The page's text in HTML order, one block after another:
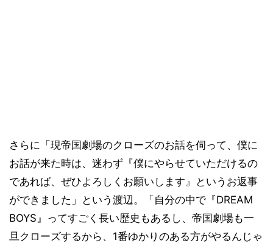
さらに「現帝国劇場のクローズのお話を伺って、僕に
お話が来た時は、迷わず『僕にやらせていただけるの
であれば、ぜひよろしくお願いします』というお返事
ができました」という渡辺。「自分の中で『DREAM
BOYS』ってすごく長い歴史もあるし、帝国劇場も一
旦クローズするから、1番ゆかりのある方がやるんじゃ